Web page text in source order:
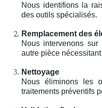
Nous identifions la
des outils spécialisés.
Remplacement des
Nous intervenons
autre pièce
Nettoyage
Nous éliminons les
traitements préventifs